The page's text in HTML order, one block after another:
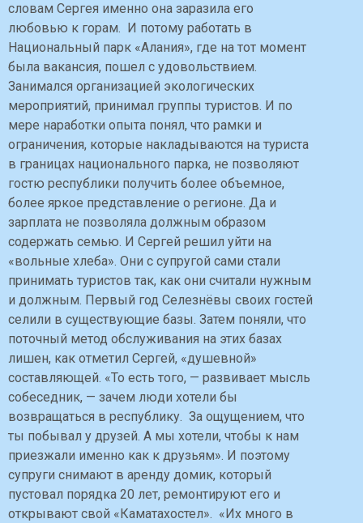
словам Сергея именно она заразила его
любовью к горам. И потому работать в
Национальный парк «Алания», где на тот момент
была вакансия, пошел с удовольствием.
Занимался организацией экологических
мероприятий, принимал группы туристов. И по
мере наработки опыта понял, что рамки и
ограничения, которые накладываются на туриста
в границах национального парка, не позволяют
гостю республики получить более объемное,
более яркое представление о регионе. Да и
зарплата не позволяла должным образом
содержать семью. И Сергей решил уйти на
«вольные хлеба». Они с супругой сами стали
принимать туристов так, как они считали нужным
и должным. Первый год Селезнёвы своих гостей
селили в существующие базы. Затем поняли, что
поточный метод обслуживания на этих базах
лишен, как отметил Сергей, «душевной»
составляющей. «То есть того, — развивает мысль
собеседник, — зачем люди хотели бы
возвращаться в республику. За ощущением, что
ты побывал у друзей. А мы хотели, чтобы к нам
приезжали именно как к друзьям». И поэтому
супруги снимают в аренду домик, который
пустовал порядка 20 лет, ремонтируют его и
открывают свой «Каматахостел». «Их много в